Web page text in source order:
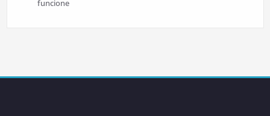
funcione